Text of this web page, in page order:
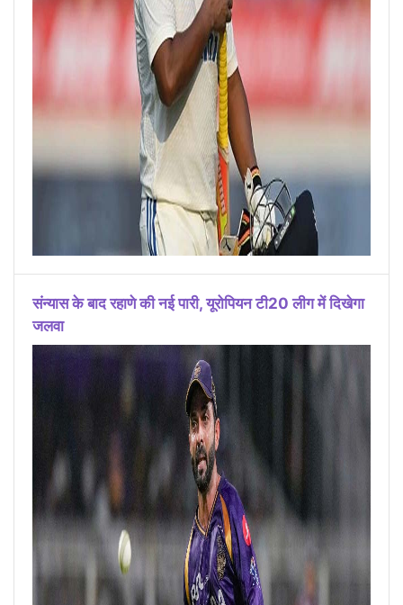
संन्यास के बाद रहाणे की नई पारी, यूरोपियन टी20 लीग में दिखेगा
जलवा